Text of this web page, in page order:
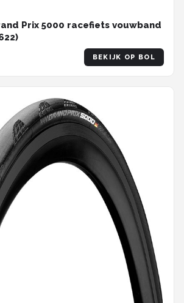
Prix 5000 racefiets vouwband
BEKIJK OP BOL